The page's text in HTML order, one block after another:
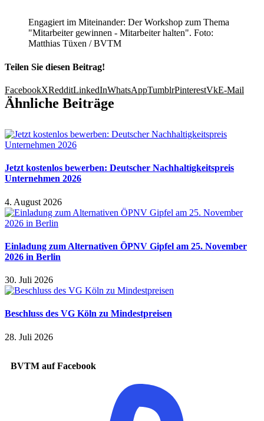
Engagiert im Miteinander: Der Workshop zum Thema
"Mitarbeiter gewinnen - Mitarbeiter halten". Foto:
Matthias Tüxen / BVTM
Teilen Sie diesen Beitrag!
FacebookXRedditLinkedInWhatsAppTumblrPinterestVkE-Mail
Ähnliche Beiträge
Jetzt kostenlos bewerben: Deutscher Nachhaltigkeitspreis
Unternehmen 2026
4. August 2026
Einladung zum Alternativen ÖPNV Gipfel am 25. November
2026 in Berlin
30. Juli 2026
Beschluss des VG Köln zu Mindestpreisen
28. Juli 2026
BVTM auf Facebook